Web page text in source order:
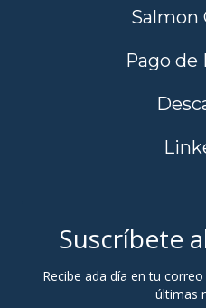
Salmon
Pago de
Suscríbete
Recibe ada día en tu
últimas